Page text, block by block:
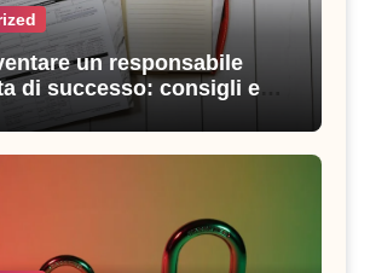
un responsabile
di successo: consigli e
vincenti